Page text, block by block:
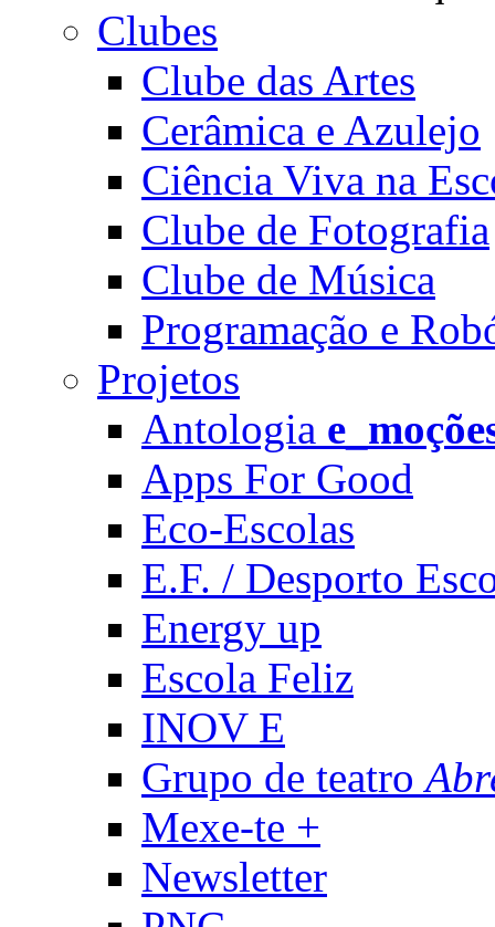
Clubes
Clube das Artes
Cerâmica e Azulejo
Ciência Viva na
Clube de Fotografia
Clube de Música
Programação e
Projetos
Antologia
Apps For Good
Eco-Escolas
E.F. / Desporto
Energy up
Escola Feliz
INOV E
Grupo de teatro
Mexe-te +
Newsletter